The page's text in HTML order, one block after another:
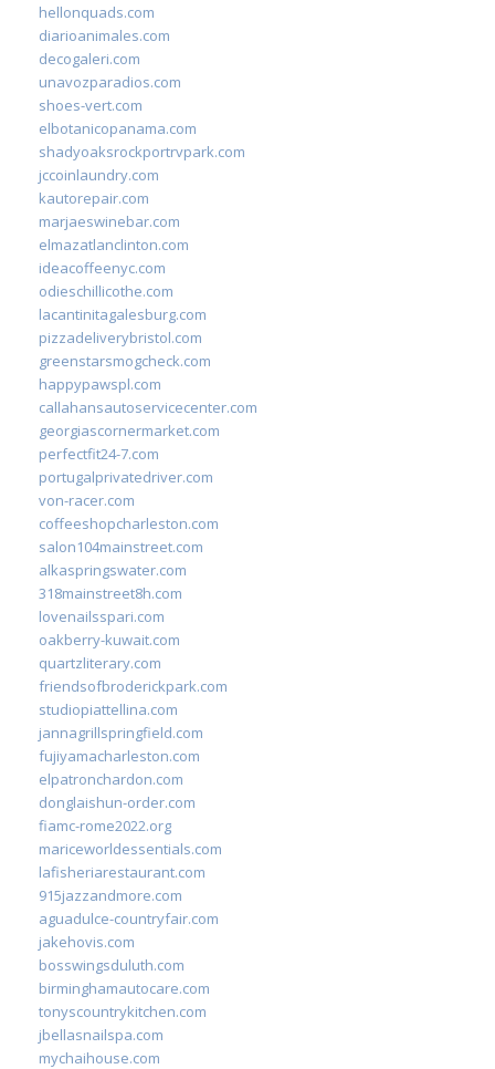
hellonquads.com
diarioanimales.com
decogaleri.com
unavozparadios.com
shoes-vert.com
elbotanicopanama.com
shadyoaksrockportrvpark.com
jccoinlaundry.com
kautorepair.com
marjaeswinebar.com
elmazatlanclinton.com
ideacoffeenyc.com
odieschillicothe.com
lacantinitagalesburg.com
pizzadeliverybristol.com
greenstarsmogcheck.com
happypawspl.com
callahansautoservicecenter.com
georgiascornermarket.com
perfectfit24-7.com
portugalprivatedriver.com
von-racer.com
coffeeshopcharleston.com
salon104mainstreet.com
alkaspringswater.com
318mainstreet8h.com
lovenailsspari.com
oakberry-kuwait.com
quartzliterary.com
friendsofbroderickpark.com
studiopiattellina.com
jannagrillspringfield.com
fujiyamacharleston.com
elpatronchardon.com
donglaishun-order.com
fiamc-rome2022.org
mariceworldessentials.com
lafisheriarestaurant.com
915jazzandmore.com
aguadulce-countryfair.com
jakehovis.com
bosswingsduluth.com
birminghamautocare.com
tonyscountrykitchen.com
jbellasnailspa.com
mychaihouse.com